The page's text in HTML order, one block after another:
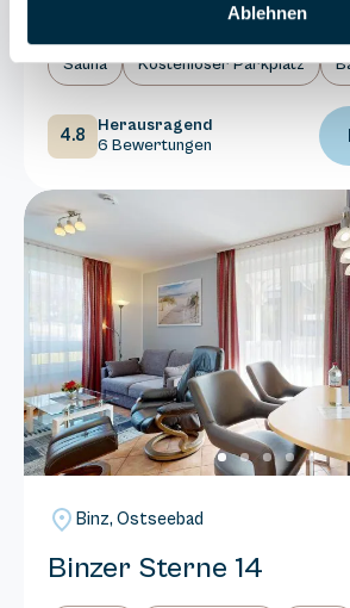
Ablehnen
1 Schlafzimmer 40 m²
Sauna Kostenloser Parkplatz
4.8
Herausragend
6 Bewertungen
Binz, Ostseebad
Binzer Sterne 14